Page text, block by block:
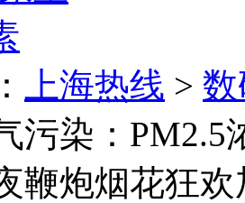
上海热线 >
污染：PM2.5
鞭炮烟花狂